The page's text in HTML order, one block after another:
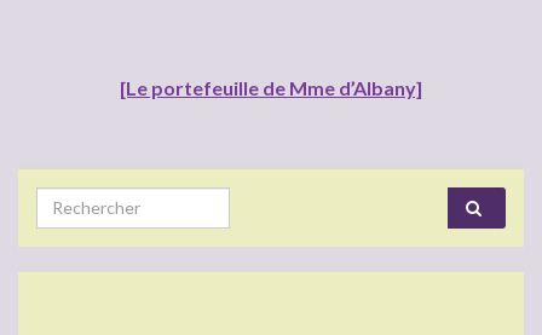
[Le portefeuille de Mme d’Albany]
Search for: